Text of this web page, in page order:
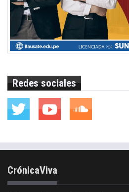
Redes sociales
CrónicaViva